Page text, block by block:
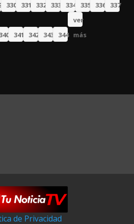
330 331 332 333 334 335 336 337
341 342 343 344
ver
más
de Privacidad